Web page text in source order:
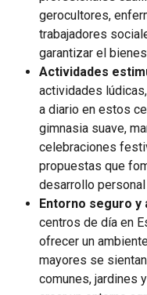
gerocultores,
trabajadores
garantizar el
Actividades
actividades
a diario en estos
gimnasia suave,
celebraciones
propuestas que
desarrollo
Entorno seguro y
centros de día en
ofrecer un
mayores se
comunes, jardines